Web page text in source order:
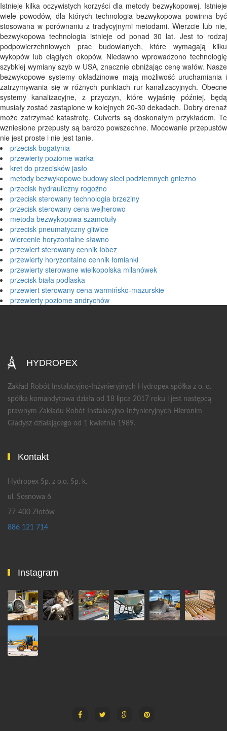
Istnieje kilka oczywistych korzyści dla metody bezwykopowej. Istnieje
wiele powodów, dla których technologia bezwykopowa powinna być
stosowana w porównaniu z tradycyjnymi metodami. Wierzcie lub nie,
bezwykopowa technologia istnieje od ponad 30 lat. Jest to rodzaj
podpowierzchniowych prac budowlanych, które wymagają kilku
wykopów lub ciągłych okopów. Niedawno wprowadzono technologię
szybkiej wymiany szyb w USA, znacznie obniżając cenę wałów. Nasze
bezwykopowe systemy okładzinowe mają możliwość uruchamiania i
zatrzymywania się w różnych punktach rur kanalizacyjnych. Obecne
systemy kanalizacyjne, z przyczyn, które wyjaśnię później, będą
musiały zostać zastąpione w kolejnych 20-30 dekadach. Dobry drenaż
może zatrzymać katastrofę. Culverts są doskonałym przykładem. Te
wzniesione przepusty są bardzo powszechne. Mocowanie przepustów
nie jest proste i nie jest tanie.
przecisk bogatynia
przewierty poziome warka
kret do przecisków jasło
metody bezwykopowe budowy sieci podziemnych gniezno
przecisk hydrauliczny rogoźno
przecisk sterowany technologia brzeziny
przecisk sterowany cena wejherowo
metoda bezwykopowa szamotuły
przecisk pneumatyczny gliwice
wiercenie horyzontalne sławno
przewiert sterowany cennik łobez
przewierty horyzontalne cennik łomianki
przewierty sterowane wielkopolska milanówek
przecisk biała podlaska
przewiert sterowany cena warmińsko-mazurskie
przewierty poziome andrychów
HYDROPEX
Zakład Robót Instalacyjno-Inżynieryjnych Hydropex spółka z o. o.
spółka komandytowa działa od 18 lipca 2017 roku i jest następcą
prawnym Zakładu Robót Instalacyjno-Inżynieryjnych Hieronim
Gładysz działającego od 1 kwietnia 1989.
Kontakt
Hydropex Sp. z o.o. Sp. k.
ul. Sosnowa 6
77-400 Złotów
886 121 714
Instagram